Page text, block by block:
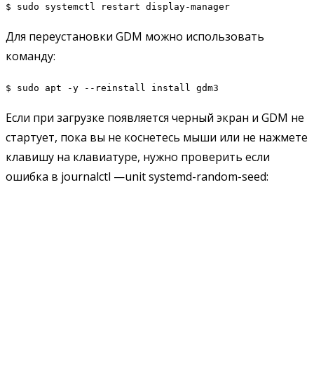
$ sudo systemctl restart display-manager
Для переустановки GDM можно использовать
команду:
$ sudo apt -y --reinstall install gdm3
Если при загрузке появляется черный экран и GDM не
стартует, пока вы не коснетесь мыши или не нажмете
клавишу на клавиатуре, нужно проверить если
ошибка в journalctl —unit systemd-random-seed: